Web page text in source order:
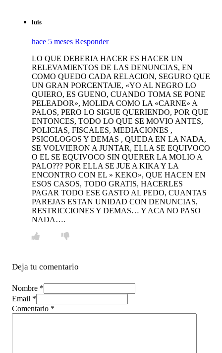
luis
hace 5 meses Responder
LO QUE DEBERIA HACER ES HACER UN
RELEVAMIENTOS DE LAS DENUNCIAS, EN
COMO QUEDO CADA RELACION, SEGURO QUE
UN GRAN PORCENTAJE, «YO AL NEGRO LO
QUIERO, ES GUENO, CUANDO TOMA SE PONE
PELEADOR», MOLIDA COMO LA «CARNE» A
PALOS, PERO LO SIGUE QUERIENDO, POR QUE
ENTONCES, TODO LO QUE SE MOVIO ANTES,
POLICIAS, FISCALES, MEDIACIONES ,
PSICOLOGOS Y DEMAS , QUEDA EN LA NADA,
SE VOLVIERON A JUNTAR, ELLA SE EQUIVOCO
O EL SE EQUIVOCO SIN QUERER LA MOLIO A
PALO??? POR ELLA SE JUE A KIKA Y LA
ENCONTRO CON EL » KEKO», QUE HACEN EN
ESOS CASOS, TODO GRATIS, HACERLES
PAGAR TODO ESE GASTO AL PEDO, CUANTAS
PAREJAS ESTAN UNIDAD CON DENUNCIAS,
RESTRICCIONES Y DEMAS… Y ACA NO PASO
NADA….
Deja tu comentario
Nombre *
Email *
Comentario *